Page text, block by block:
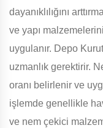
dayanıklılığını
ve yapı
uygulanır. Depo
uzmanlık gerektirir.
oranı belirlenir ve
işlemde genellikle
ve nem çekici